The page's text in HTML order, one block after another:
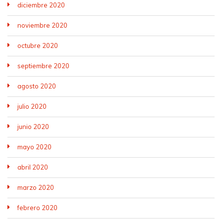
diciembre 2020
noviembre 2020
octubre 2020
septiembre 2020
agosto 2020
julio 2020
junio 2020
mayo 2020
abril 2020
marzo 2020
febrero 2020